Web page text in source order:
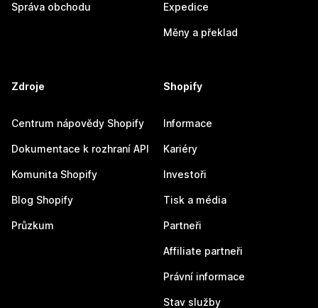
Správa obchodu Expedice
Měny a překlad
Zdroje
Centrum nápovědy Shopify
Dokumentace k rozhraní API
Komunita Shopify
Blog Shopify
Průzkum
Shopify
Informace
Kariéry
Investoři
Tisk a média
Partneři
Affiliate partneři
Právní informace
Stav služby